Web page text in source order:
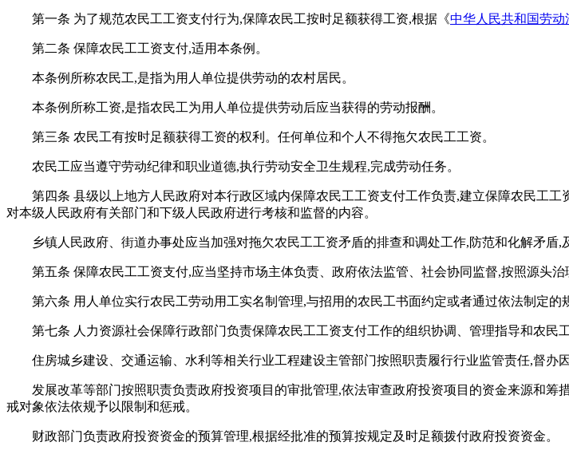
第一条 为了规范农民工工资支付行为,保障农民工按时足额获得工资,根据《中华人民共和国劳动
第二条 保障农民工工资支付,适用本条例。
本条例所称农民工,是指为用人单位提供劳动的农村居民。
本条例所称工资,是指农民工为用人单位提供劳动后应当获得的劳动报酬。
第三条 农民工有按时足额获得工资的权利。任何单位和个人不得拖欠农民工工资。
农民工应当遵守劳动纪律和职业道德,执行劳动安全卫生规程,完成劳动任务。
第四条 县级以上地方人民政府对本行政区域内保障农民工工资支付工作负责,建立保障农民工
对本级人民政府有关部门和下级人民政府进行考核和监督的内容。
乡镇人民政府、街道办事处应当加强对拖欠农民工工资矛盾的排查和调处工作,防范和化解矛盾,
第五条 保障农民工工资支付,应当坚持市场主体负责、政府依法监管、社会协同监督,按照源头
第六条 用人单位实行农民工劳动用工实名制管理,与招用的农民工书面约定或者通过依法制定的
第七条 人力资源社会保障行政部门负责保障农民工工资支付工作的组织协调、管理指导和农民
住房城乡建设、交通运输、水利等相关行业工程建设主管部门按照职责履行行业监管责任,督办
发展改革等部门按照职责负责政府投资项目的审批管理,依法审查政府投资项目的资金来源和
戒对象依法依规予以限制和惩戒。
财政部门负责政府投资资金的预算管理,根据经批准的预算按规定及时足额拨付政府投资资金。